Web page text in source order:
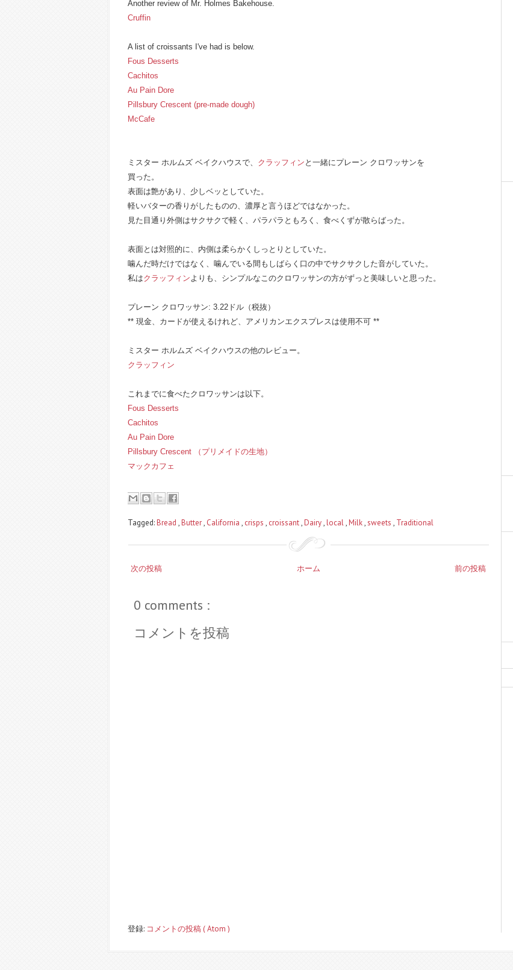
Another review of Mr. Holmes Bakehouse.
Cruffin
A list of croissants I've had is below.
Fous Desserts
Cachitos
Au Pain Dore
Pillsbury Crescent (pre-made dough)
McCafe
ミスター ホルムズ ベイクハウスで、 クラッフィン と一緒にプレーン クロワッサンを
買った。
表面は艶があり、少しベッとしていた。
軽いバターの香りがしたものの、濃厚と言うほどではなかった。
見た目通り外側はサクサクで軽く、パラパラともろく、食べくずが散らばった。
表面とは対照的に、内側は柔らかくしっとりとしていた。
噛んだ時だけではなく、噛んでいる間もしばらく口の中でサクサクした音がしていた。
私はクラッフィンよりも、シンプルなこのクロワッサンの方がずっと美味しいと思った。
プレーン クロワッサン: 3.22ドル（税抜）
** 現金、カードが使えるけれど、アメリカンエクスプレスは使用不可 **
ミスター ホルムズ ベイクハウスの他のレビュー。
クラッフィン
これまでに食べたクロワッサンは以下。
Fous Desserts
Cachitos
Au Pain Dore
Pillsbury Crescent （プリメイドの生地）
マックカフェ
Tagged:Bread ,Butter, California , crisps , croissant,Dairy,local,Milk,sweets , Traditional
次の投稿 前の投稿
ホーム
0 comments :
コメントを投稿
登録: コメントの投稿 ( Atom )